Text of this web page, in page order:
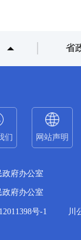
省
们 网站声明
府办公室
府办公室
号-1 川